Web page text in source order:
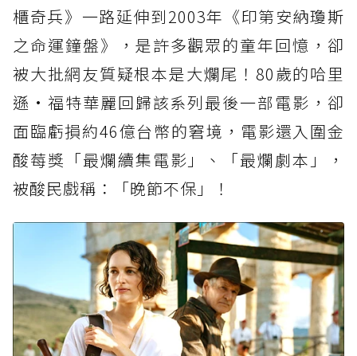
櫃奇兵》一路延伸到2003年《印第安納瓊斯
之命運鐘盤》，是許多觀眾的童年回憶，卻
被大批網友質疑根本是大爛尾！80歲的哈里
遜·福特華麗回歸該系列最後一部電影，卻
面臨虧損約46億台幣的窘境，電影還入圍金
酸莓獎「最爛續集電影」、「最爛劇本」，
被酸民戲稱：「晚節不保」！